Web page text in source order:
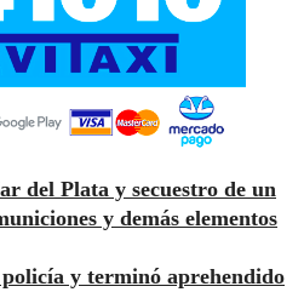
del Plata y secuestro de un
y demás elementos
y terminó aprehendido